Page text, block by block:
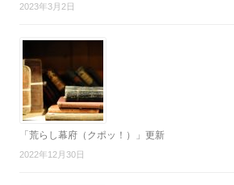
2023年3月2日
「荒らし幕府（クポッ！）」更新
2022年12月30日